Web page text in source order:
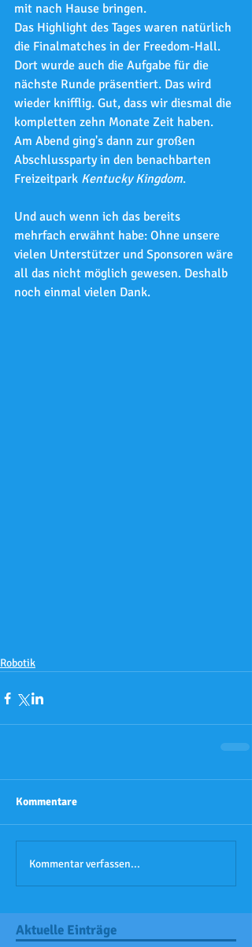
mit nach Hause bringen.
Das Highlight des Tages waren natürlich
die Finalmatches in der Freedom-Hall.
Dort wurde auch die Aufgabe für die
nächste Runde präsentiert. Das wird
wieder knifflig. Gut, dass wir diesmal die
kompletten zehn Monate Zeit haben.
Am Abend ging's dann zur großen
Abschlussparty in den benachbarten
Freizeitpark Kentucky Kingdom.
Und auch wenn ich das bereits
mehrfach erwähnt habe: Ohne unsere
vielen Unterstützer und Sponsoren wäre
all das nicht möglich gewesen. Deshalb
noch einmal vielen Dank.
Robotik
Kommentare
Kommentar verfassen...
Aktuelle Einträge